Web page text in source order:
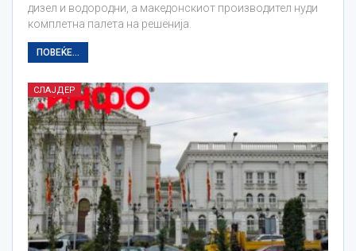
дизел и водородни, а македонскиот производител нуди
комплетна палета на решенија.
ПОВЕЌЕ...
СЛАЈДЕР